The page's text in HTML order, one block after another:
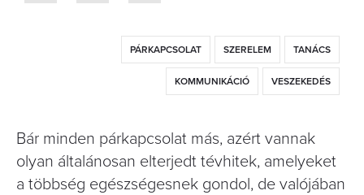
PÁRKAPCSOLAT SZERELEM TANÁCS
KOMMUNIKÁCIÓ VESZEKEDÉS
Bár minden párkapcsolat más, azért vannak
olyan általánosan elterjedt tévhitek, amelyeket
a többség egészségesnek gondol, de valójában